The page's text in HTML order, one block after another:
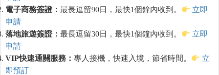
電子商務簽證： 最長逗留90日，最快1個鐘內收到。
立即
申請
落地旅遊簽證： 最長逗留30日，最快1個鐘內收到。
立即
申請
VIP快速通關服務： 專人接機，快速入境，節省時間。
立
即預訂